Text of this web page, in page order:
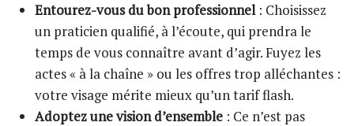
Entourez-vous du bon professionnel: Choisissez
un praticien qualifié, à l’écoute, qui prendra le
temps de vous connaître avant d’agir. Fuyez les
actes « à la chaîne » ou les offres trop alléchantes :
votre visage mérite mieux qu’un tarif flash.
Adoptez une vision d’ensemble : Ce n’est pas